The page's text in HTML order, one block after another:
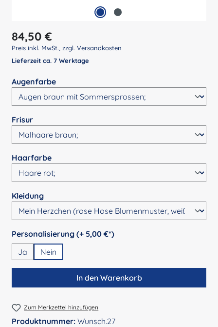
Regulärer Preis:
84,50 €
Preis inkl. MwSt., zzgl. Versandkosten
Lieferzeit ca. 7 Werktage
Augenfarbeauswählen
Frisurauswählen
Haarfarbeauswählen
Kleidungauswählen
Personalisierung (+ 5,00 €*)auswählen
Ja
Nein
In den Warenkorb
Zum Merkzettel hinzufügen
Produktnummer: Wunsch.27